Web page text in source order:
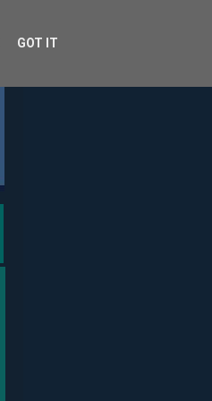
GOT IT